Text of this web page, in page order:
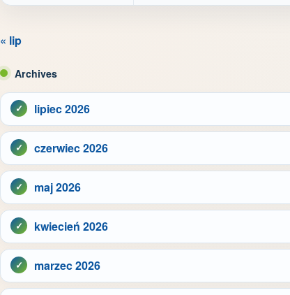
« lip
Archives
lipiec 2026
czerwiec 2026
maj 2026
kwiecień 2026
marzec 2026